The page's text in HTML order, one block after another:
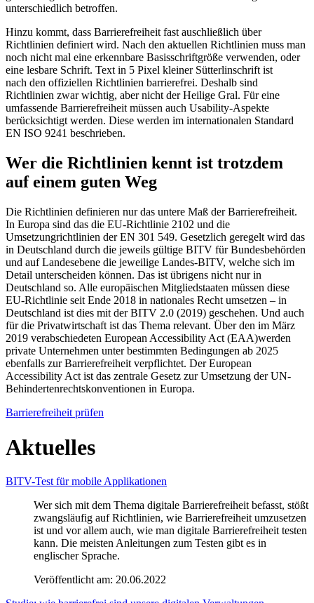
unterschiedlich betroffen.
Hinzu kommt, dass Barrierefreiheit fast auschließlich über
Richtlinien definiert wird. Nach den aktuellen Richtlinien muss man
noch nicht mal eine erkennbare Basisschriftgröße verwenden, oder
eine lesbare Schrift. Text in 5 Pixel kleiner Sütterlinschrift ist
nach den offiziellen Richtlinien barrierefrei. Deshalb sind
Richtlinien zwar wichtig, aber nicht der Heilige Gral. Für eine
umfassende Barrierefreiheit müssen auch Usability-Aspekte
berücksichtigt werden. Diese werden im internationalen Standard
EN ISO 9241 beschrieben.
Wer die Richtlinien kennt ist trotzdem
auf einem guten Weg
Die Richtlinien definieren nur das untere Maß der Barrierefreiheit.
In Europa sind das die EU-Richtlinie 2102 und die
Umsetzungrichtlinien der EN 301 549. Gesetzlich geregelt wird das
in Deutschland durch die jeweils gültige BITV für Bundesbehörden
und auf Landesebene die jeweilige Landes-BITV, welche sich im
Detail unterscheiden können. Das ist übrigens nicht nur in
Deutschland so. Alle europäischen Mitgliedstaaten müssen diese
EU-Richtlinie seit Ende 2018 in nationales Recht umsetzen – in
Deutschland ist dies mit der BITV 2.0 (2019) geschehen. Und auch
für die Privatwirtschaft ist das Thema relevant. Über den im März
2019 verabschiedeten European Accessibility Act (EAA)werden
private Unternehmen unter bestimmten Bedingungen ab 2025
ebenfalls zur Barrierefreiheit verpflichtet. Der European
Accessibility Act ist das zentrale Gesetz zur Umsetzung der UN-
Behindertenrechtskonventionen in Europa.
Barrierefreiheit prüfen
Aktuelles
BITV-Test für mobile Applikationen
Wer sich mit dem Thema digitale Barrierefreiheit befasst, stößt
zwangsläufig auf Richtlinien, wie Barrierefreiheit umzusetzen
ist und vor allem auch, wie man digitale Barrierefreiheit testen
kann. Die meisten Anleitungen zum Testen gibt es in
englischer Sprache.
Veröffentlicht am: 20.06.2022